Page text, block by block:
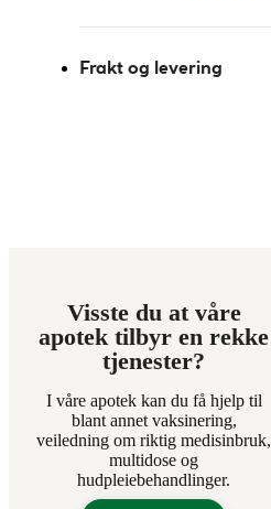
Frakt og levering
Visste du at våre
apotek tilbyr en rekke
tjenester?
I våre apotek kan du få hjelp til
blant annet vaksinering,
veiledning om riktig medisinbruk,
multidose og
hudpleiebehandlinger.